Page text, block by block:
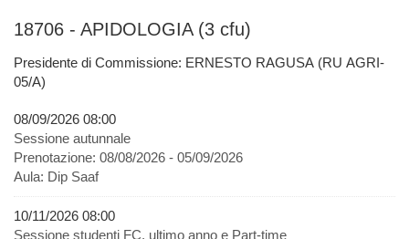
18706 - APIDOLOGIA (3 cfu)
Presidente di Commissione: ERNESTO RAGUSA (RU AGRI-
05/A)
08/09/2026 08:00
Sessione autunnale
Prenotazione: 08/08/2026 - 05/09/2026
Aula: Dip Saaf
10/11/2026 08:00
Sessione studenti FC, ultimo anno e Part-time